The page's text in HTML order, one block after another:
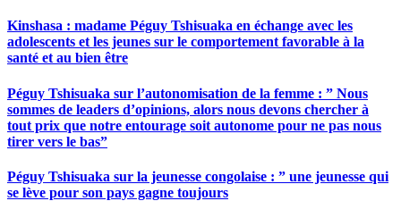
Kinshasa : madame Péguy Tshisuaka en échange avec les
adolescents et les jeunes sur le comportement favorable à la
santé et au bien être
Péguy Tshisuaka sur l’autonomisation de la femme : ” Nous
sommes de leaders d’opinions, alors nous devons chercher à
tout prix que notre entourage soit autonome pour ne pas nous
tirer vers le bas”
Péguy Tshisuaka sur la jeunesse congolaise : ” une jeunesse qui
se lève pour son pays gagne toujours